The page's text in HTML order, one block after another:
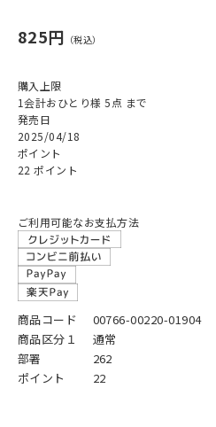
825円
購入上限
1会計おひとり様 5点 まで
発売日
2025/04/18
ポイント
22 ポイント
ご利用可能なお支払方法
商品コード
00766-00220-01904
商品区分１
通常
部署
262
ポイント
22